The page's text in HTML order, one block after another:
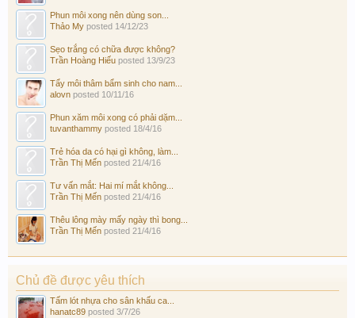
Phun môi xong nên dùng son...
Thảo My posted 14/12/23
Sẹo trắng có chữa được không?
Trần Hoàng Hiếu posted 13/9/23
Tẩy môi thâm bẩm sinh cho nam...
alovn posted 10/11/16
Phun xăm môi xong có phải dặm...
tuvanthammy posted 18/4/16
Trẻ hóa da có hại gì không, làm...
Trần Thị Mến posted 21/4/16
Tư vấn mắt: Hai mí mắt không...
Trần Thị Mến posted 21/4/16
Thêu lông mày mấy ngày thì bong...
Trần Thị Mến posted 21/4/16
Chủ đề được yêu thích
Tấm lót nhựa cho sân khấu ca...
hanatc89 posted 3/7/26